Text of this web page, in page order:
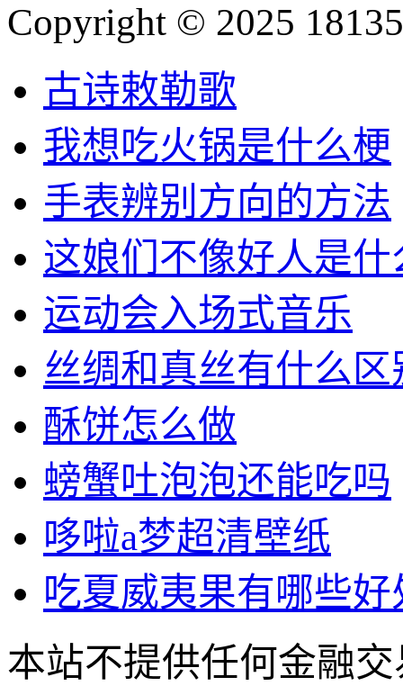
Copyright © 2025
古诗敕勒歌
我想吃火锅是什么梗
手表辨别方向的方法
这娘们不像好人是什
运动会入场式音乐
丝绸和真丝有什么区
酥饼怎么做
螃蟹吐泡泡还能吃吗
哆啦a梦超清壁纸
吃夏威夷果有哪些好
本站不提供任何金融